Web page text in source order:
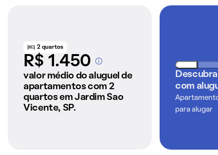
2 quartos
R$ 1.450A partir dos imóveis
anunciados pelo
QuintoAndar
valor médio do aluguel de
apartamentos com 2
quartos em Jardim Sao
Vicente, SP.
com
para alugar